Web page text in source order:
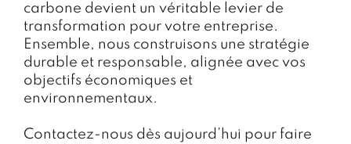
carbone devient un véritable levier de
transformation pour votre entreprise.
Ensemble, nous construisons une stratégie
durable et responsable, alignée avec vos
objectifs économiques et
environnementaux.
Contactez-nous dès aujourd’hui pour faire